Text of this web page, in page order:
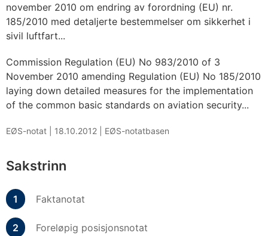
november 2010 om endring av forordning (EU) nr.
185/2010 med detaljerte bestemmelser om sikkerhet i
sivil luftfart...
Commission Regulation (EU) No 983/2010 of 3
November 2010 amending Regulation (EU) No 185/2010
laying down detailed measures for the implementation
of the common basic standards on aviation security...
EØS-notat | 18.10.2012 EØS-notatbasen
Sakstrinn
Faktanotat
Foreløpig posisjonsnotat